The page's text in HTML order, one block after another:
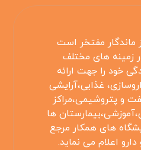
مفتخر است
زمینه های مختلف
خود را جهت ارائه
غذایی،آرایشی
و پتروشیمی،مراکز
ها
های همکار مرجع
دارو اعلام می نماید.